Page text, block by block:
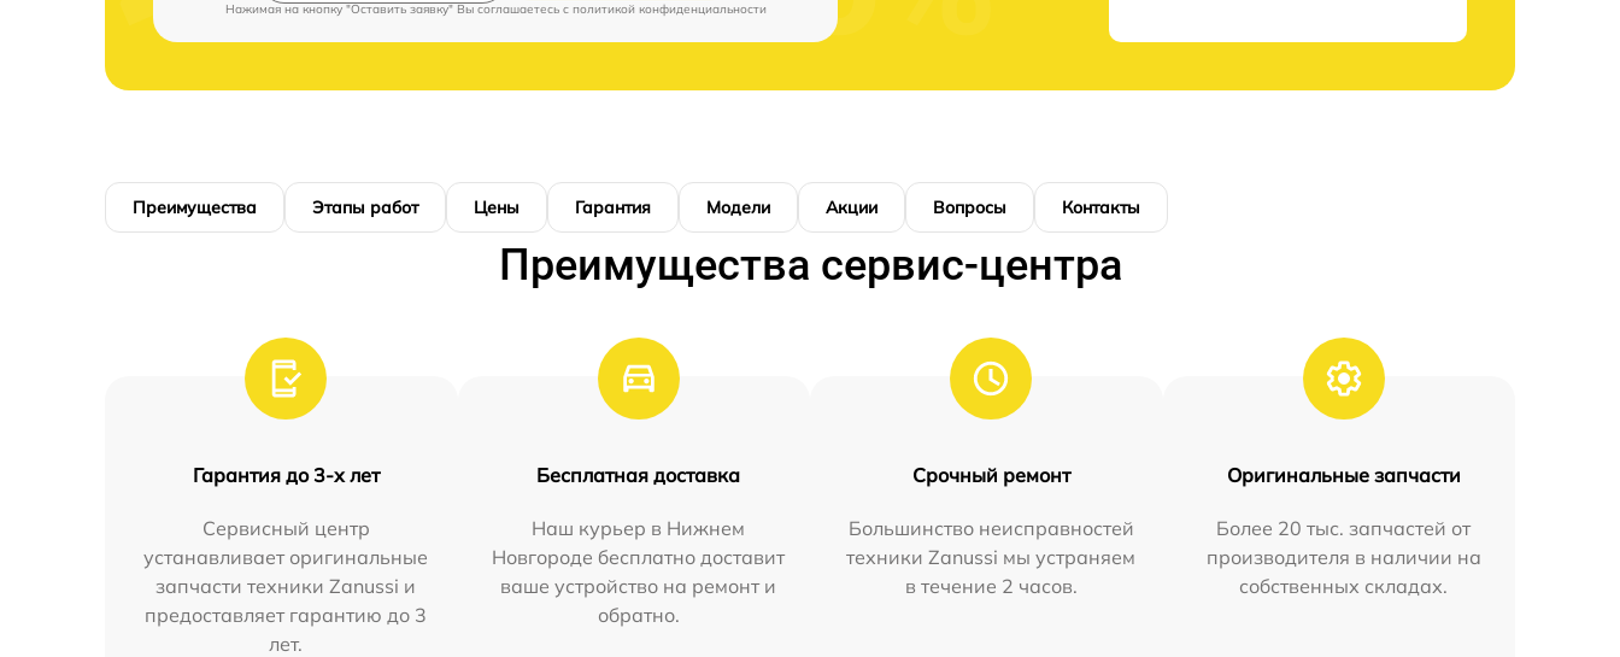
Нажимая на кнопку "Оставить заявку" Вы соглашаетесь c политикой конфиденциальности
Преимущества Этапы работ Цены Гарантия Модели Акции Вопросы Контакты
Преимущества сервис-центра
Гарантия до 3-х лет
Сервисный центр
устанавливает оригинальные
запчасти техники Zanussi и
предоставляет гарантию до 3
лет.
Бесплатная доставка
Наш курьер в Нижнем
Новгороде бесплатно доставит
ваше устройство на ремонт и
обратно.
Срочный ремонт
Большинство неисправностей
техники Zanussi мы устраняем
в течение 2 часов.
Оригинальные запчасти
Более 20 тыс. запчастей от
производителя в наличии на
собственных складах.